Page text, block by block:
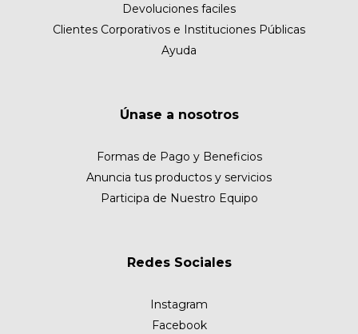
Devoluciones faciles
Clientes Corporativos e Instituciones Públicas
Ayuda
Únase a nosotros
Formas de Pago y Beneficios
Anuncia tus productos y servicios
Participa de Nuestro Equipo
Redes Sociales
Instagram
Facebook